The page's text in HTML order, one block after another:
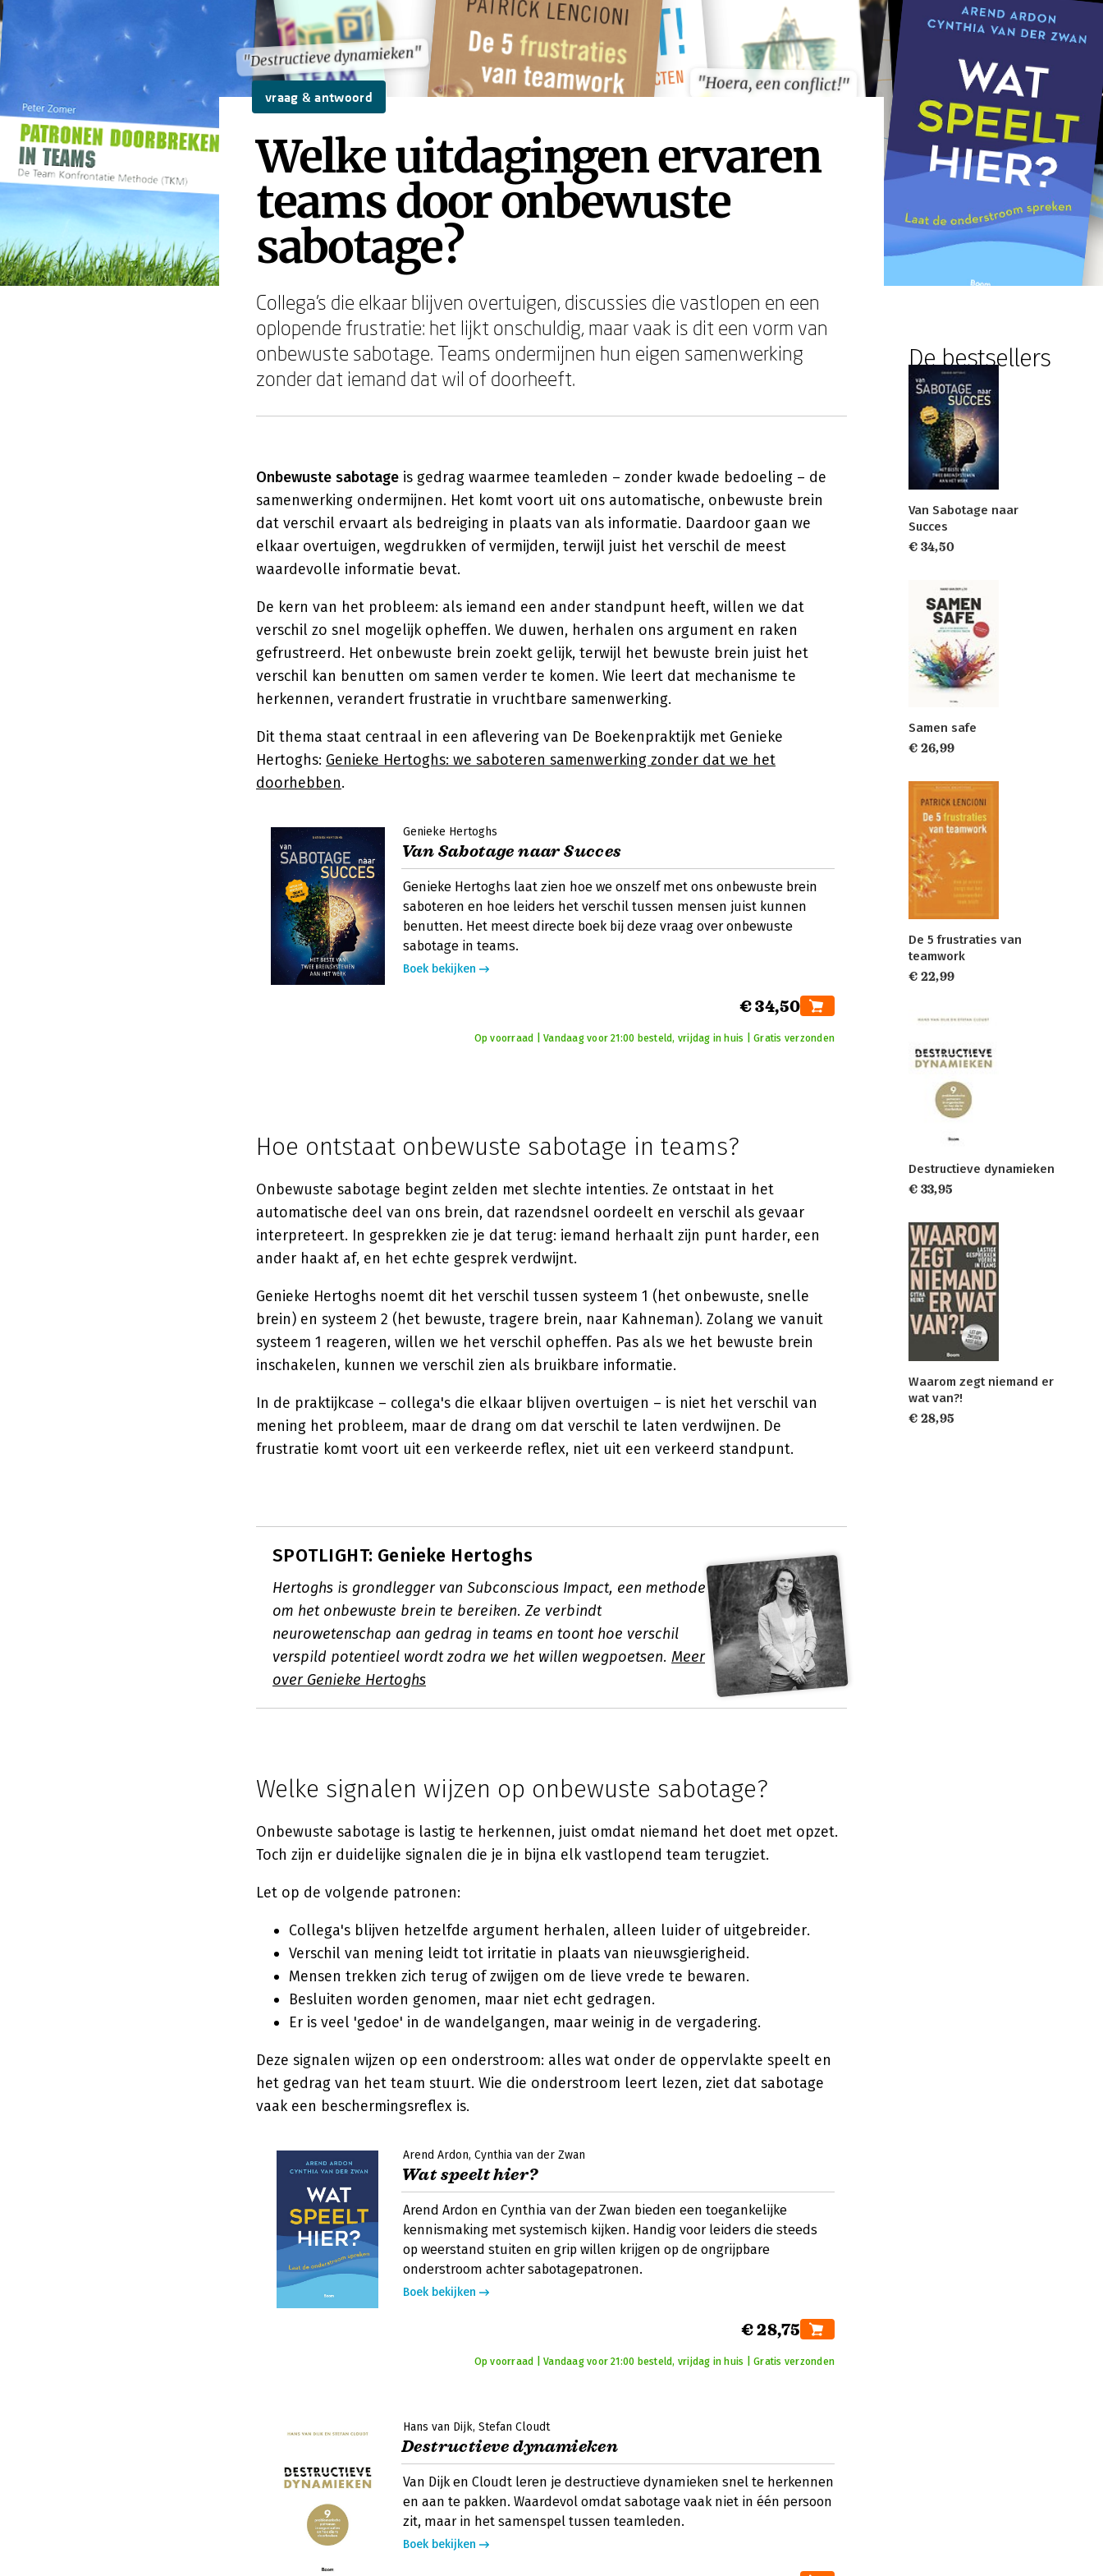
"Destructieve dynamieken"
"Hoera, een conflict!"
"Destructieve dynamieken"
"Hoera, een conflict!"
vraag & antwoord
Welke uitdagingen ervaren
teams door onbewuste
sabotage?
Collega's die elkaar blijven overtuigen, discussies die vastlopen en een
oplopende frustratie: het lijkt onschuldig, maar vaak is dit een vorm van
onbewuste sabotage. Teams ondermijnen hun eigen samenwerking
zonder dat iemand dat wil of doorheeft.
Onbewuste sabotage is gedrag waarmee teamleden – zonder kwade bedoeling – de
samenwerking ondermijnen. Het komt voort uit ons automatische, onbewuste brein
dat verschil ervaart als bedreiging in plaats van als informatie. Daardoor gaan we
elkaar overtuigen, wegdrukken of vermijden, terwijl juist het verschil de meest
waardevolle informatie bevat.
De kern van het probleem: als iemand een ander standpunt heeft, willen we dat
verschil zo snel mogelijk opheffen. We duwen, herhalen ons argument en raken
gefrustreerd. Het onbewuste brein zoekt gelijk, terwijl het bewuste brein juist het
verschil kan benutten om samen verder te komen. Wie leert dat mechanisme te
herkennen, verandert frustratie in vruchtbare samenwerking.
Dit thema staat centraal in een aflevering van De Boekenpraktijk met Genieke
Hertoghs: Genieke Hertoghs: we saboteren samenwerking zonder dat we het
doorhebben.
Genieke Hertoghs
Van Sabotage naar Succes
Genieke Hertoghs laat zien hoe we onszelf met ons onbewuste brein
saboteren en hoe leiders het verschil tussen mensen juist kunnen
benutten. Het meest directe boek bij deze vraag over onbewuste
sabotage in teams.
Boek bekijken
€ 34,50
Op voorraad | Vandaag voor 21:00 besteld, vrijdag in huis | Gratis verzonden
Hoe ontstaat onbewuste sabotage in teams?
Onbewuste sabotage begint zelden met slechte intenties. Ze ontstaat in het
automatische deel van ons brein, dat razendsnel oordeelt en verschil als gevaar
interpreteert. In gesprekken zie je dat terug: iemand herhaalt zijn punt harder, een
ander haakt af, en het echte gesprek verdwijnt.
Genieke Hertoghs noemt dit het verschil tussen systeem 1 (het onbewuste, snelle
brein) en systeem 2 (het bewuste, tragere brein, naar Kahneman). Zolang we vanuit
systeem 1 reageren, willen we het verschil opheffen. Pas als we het bewuste brein
inschakelen, kunnen we verschil zien als bruikbare informatie.
In de praktijkcase – collega's die elkaar blijven overtuigen – is niet het verschil van
mening het probleem, maar de drang om dat verschil te laten verdwijnen. De
frustratie komt voort uit een verkeerde reflex, niet uit een verkeerd standpunt.
SPOTLIGHT: Genieke Hertoghs
Hertoghs is grondlegger van Subconscious Impact, een methode
om het onbewuste brein te bereiken. Ze verbindt
neurowetenschap aan gedrag in teams en toont hoe verschil
verspild potentieel wordt zodra we het willen wegpoetsen. Meer
over Genieke Hertoghs
Welke signalen wijzen op onbewuste sabotage?
Onbewuste sabotage is lastig te herkennen, juist omdat niemand het doet met opzet.
Toch zijn er duidelijke signalen die je in bijna elk vastlopend team terugziet.
Let op de volgende patronen:
Collega's blijven hetzelfde argument herhalen, alleen luider of uitgebreider.
Verschil van mening leidt tot irritatie in plaats van nieuwsgierigheid.
Mensen trekken zich terug of zwijgen om de lieve vrede te bewaren.
Besluiten worden genomen, maar niet echt gedragen.
Er is veel 'gedoe' in de wandelgangen, maar weinig in de vergadering.
Deze signalen wijzen op een onderstroom: alles wat onder de oppervlakte speelt en
het gedrag van het team stuurt. Wie die onderstroom leert lezen, ziet dat sabotage
vaak een beschermingsreflex is.
Arend Ardon Cynthia van der Zwan
Wat speelt hier?
Arend Ardon en Cynthia van der Zwan bieden een toegankelijke
kennismaking met systemisch kijken. Handig voor leiders die steeds
op weerstand stuiten en grip willen krijgen op de ongrijpbare
onderstroom achter sabotagepatronen.
Boek bekijken
€ 28,75
Op voorraad | Vandaag voor 21:00 besteld, vrijdag in huis | Gratis verzonden
Hans van Dijk Stefan Cloudt
Destructieve dynamieken
Van Dijk en Cloudt leren je destructieve dynamieken snel te herkennen
en aan te pakken. Waardevol omdat sabotage vaak niet in één persoon
zit, maar in het samenspel tussen teamleden.
Boek bekijken
De bestsellers
Van Sabotage naar
Succes
€ 34,50
Samen safe
€ 26,99
De 5 frustraties van
teamwork
€ 22,99
Destructieve dynamieken
€ 33,95
Waarom zegt niemand er
wat van?!
€ 28,95